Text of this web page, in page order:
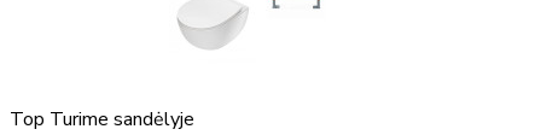
Top Turime sandėlyje